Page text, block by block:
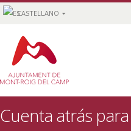
CASTELLANO
Cuenta atrás